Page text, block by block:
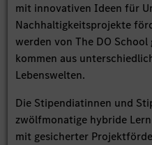
mit innovativen Ideen für
Nachhaltigkeitsprojekte
werden von The DO School
kommen aus
Lebenswelten.
Die Stipendiatinnen und
zwölfmonatige hybride
mit gesicherter